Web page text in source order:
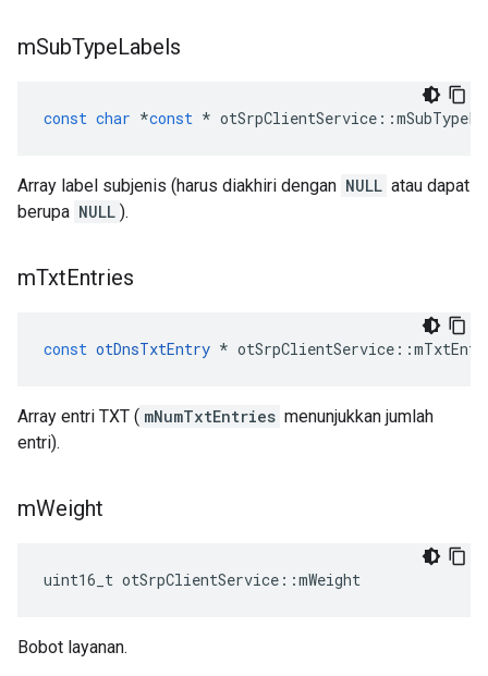
mSubTypeLabels
const char *const * otSrpClientService ::
Array label subjenis (harus diakhiri dengan NULL atau dapat
berupa NULL ).
mTxtEntries
const otDnsTxtEntry * otSrpClientService ::
Array entri TXT ( mNumTxtEntries menunjukkan jumlah
entri).
mWeight
uint16_t otSrpClientService ::mWeight
Bobot layanan.